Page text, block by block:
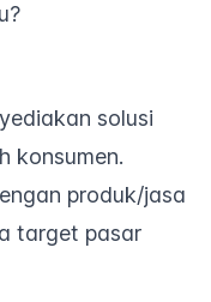
solusi
konsumen.
produk/jasa
target pasar